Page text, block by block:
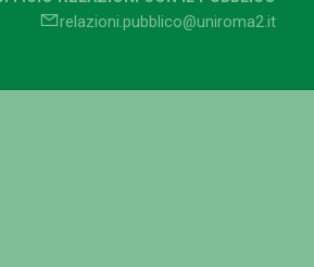
relazioni.pubblico@uniroma2.it